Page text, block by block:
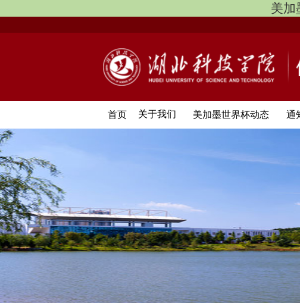
美加
首页 关于我们 美加墨世界杯动态 通